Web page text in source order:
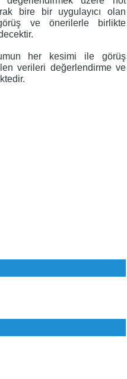
bire bir uygulayıcı olan
ve önerilerle birlikte
her kesimi ile görüş
verileri değerlendirme ve